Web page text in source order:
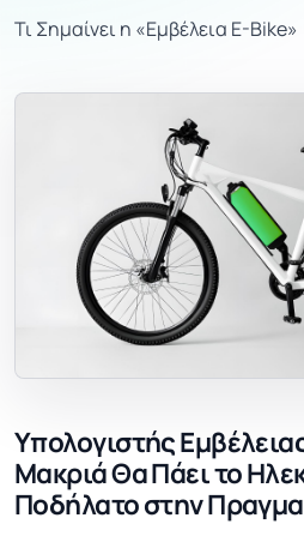
Τι Σημαίνει η «Εμβέλεια E-Bike»
Υπολογιστής
Μακριά Θα Πάει το
Ποδήλατο στην